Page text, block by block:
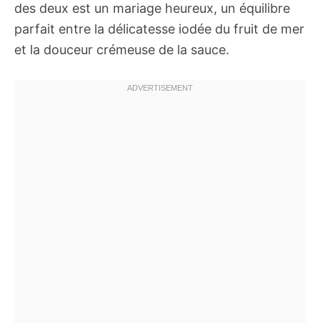
des deux est un mariage heureux, un équilibre
parfait entre la délicatesse iodée du fruit de mer
et la douceur crémeuse de la sauce.